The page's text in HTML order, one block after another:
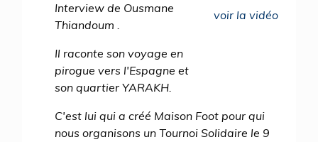
voir la vidéo
Interview de Ousmane
Thiandoum .
Il raconte son voyage en
pirogue vers l'Espagne et
son quartier YARAKH.
C'est lui qui a créé Maison Foot pour qui
nous organisons un Tournoi Solidaire le 9